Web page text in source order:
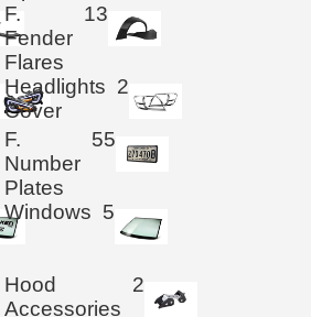
F.
Fender
Flares
13
Headlights
Cover
2
F.
Number
Plates
55
Windows 5
Hood
Accessories
2